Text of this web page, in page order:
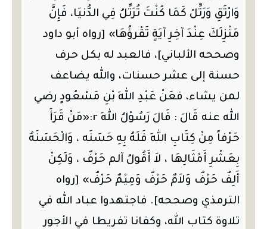
وَارْتَقِ وَرَتِّلْ كَمَا كُنْتَ تُرَتِّلُ فِي الدُّنيَا، فَإِنَّ
مَنْزِلَكَ عِنْدَ آخِرِ آيَةٍ تَقْرؤُهَا» [رواه أبو داود
وصححه الألباني]، فالعبد له بكل حرف
حسنة إلى عشر حسنات، والله يضاعف
لمن يشاء، فعَنْ عَبْدِ اللهِ بْنِ مَسْعُودٍ رضي
الله عنه قَالَ : قَالَ رَسُوْلُ اللهِ r:«مَنْ قَرَأَ
حَرْفاً مِنْ كِتَابِ اللهِ فَلَهُ بِهِ حَسَنَه ، وَالْحَسَنَهُ
بِعَشْرِ أَمْثَالِهَا ، لاَ أَقُولُ آلم حَرْفٌ ، وَلَكِنْ
أَلِفٌ حَرْفٌ وَلاَمٌ حَرْفٌ وَمِيْمٌ حَرْفٌ» [رواه
الترمذي وصححه]. فاجتهدوا عباد الله في
تلاوة كتاب الله، وكفانا تفريطا في الأجور